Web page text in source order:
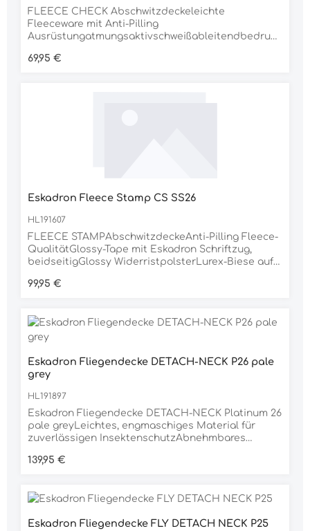
FLEECE CHECK Abschwitzdeckeleichte
Fleeceware mit Anti-Pilling
Ausrüstungatmungsaktivschweißableitendbedruck
beidseitigBrustverschnallung mit
Regulärer Preis:
69,95 €
Eskadron Fleece Stamp CS SS26
HL191607
FLEECE STAMPAbschwitzdeckeAnti-Pilling Fleece-
QualitätGlossy-Tape mit Eskadron Schriftzug,
beidseitigGlossy WiderristpolsterLurex-Biese auf
PrägungDoppelbrustverschnallung mit
Label, einseitiginkl. Eskadron
AnhängerMaterial100% POLYESTER
Regulärer Preis:
99,95 €
Eskadron Fliegendecke DETACH-NECK P26 pale
grey
HL191897
Eskadron Fliegendecke DETACH-NECK Platinum 26
pale greyLeichtes, engmaschiges Material für
zuverlässigen InsektenschutzAbnehmbares
empfindlichen ScheuerbereichSichere Passform
EinfassungDie Fliegendecke Detach-Neck
Schutz vor lästigen Insekten und überzeugt
Regulärer Preis:
139,95 €
Eskadron Fliegendecke FLY DETACH NECK P25